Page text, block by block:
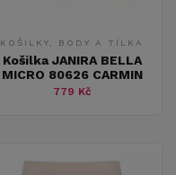
KOŠILKY, BODY A TÍLKA
Košilka JANIRA BELLA
MICRO 80626 CARMIN
779 Kč